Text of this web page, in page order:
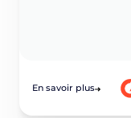
En savoir plus